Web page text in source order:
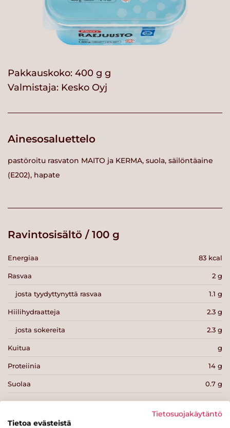
Pakkauskoko: 400 g g
Valmistaja: Kesko Oyj
Ainesosaluettelo
pastöroitu rasvaton MAITO ja KERMA, suola, säilöntäaine
(E202), hapate
Ravintosisältö / 100 g
Energiaa 83 kcal
Rasvaa 2 g
josta tyydyttynyttä rasvaa 1.1 g
Hiilihydraatteja 2.3 g
josta sokereita 2.3 g
Kuitua g
Proteiinia 14 g
Suolaa 0.7 g
Tietosuojakäytäntö
Tietoa evästeistä